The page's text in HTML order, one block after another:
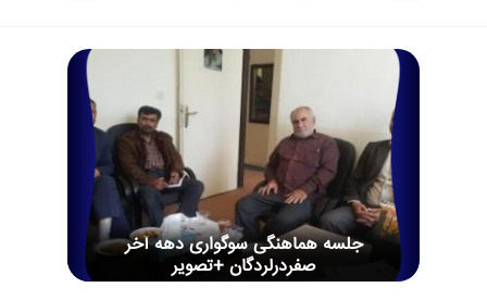
جلسه هماهنگی سوگواری دهه آخر
صفردرلردگان +تصویر